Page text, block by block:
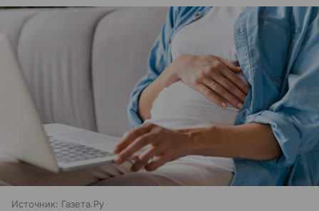
Источник: Газета.Ру